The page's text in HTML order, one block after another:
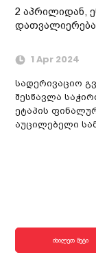
2 აპრილიდან,
დათვალიერება
1 Apr 2024
სადერივაციო
შესწავლა
ეტაპის
აუცილებელი
იხილეთ მეტი